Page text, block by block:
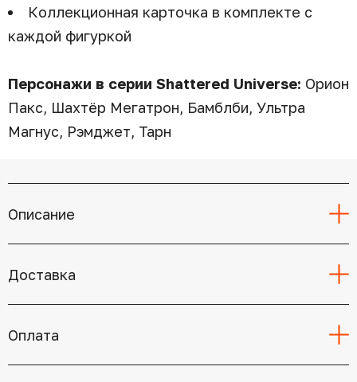
Коллекционная карточка в комплекте с
каждой фигуркой
Персонажи в серии Shattered Universe: Орион
Пакс, Шахтёр Мегатрон, Бамблби, Ультра
Магнус, Рэмджет, Тарн
Описание
Доставка
Оплата